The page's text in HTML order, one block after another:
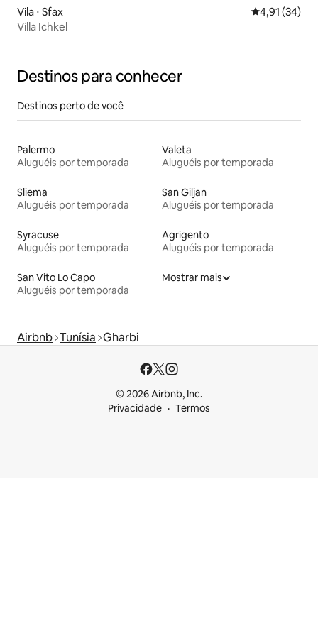
Vila ⋅ Sfax 4,91 de uma
4,91 (34)
Villa Ichkel
Destinos para conhecer
Destinos perto de você
Palermo
Aluguéis por temporada
Valeta
Aluguéis por temporada
Sliema
Aluguéis por temporada
San Giljan
Aluguéis por temporada
Syracuse
Aluguéis por temporada
Agrigento
Aluguéis por temporada
San Vito Lo Capo
Aluguéis por temporada
Mostrar mais
Airbnb Tunísia Gharbi
© 2026 Airbnb, Inc.
Privacidade
Termos